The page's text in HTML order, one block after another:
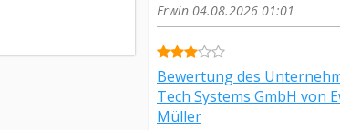
Erwin 04.08.2026 01:01
Bewertung des
Tech Systems GmbH von
Müller